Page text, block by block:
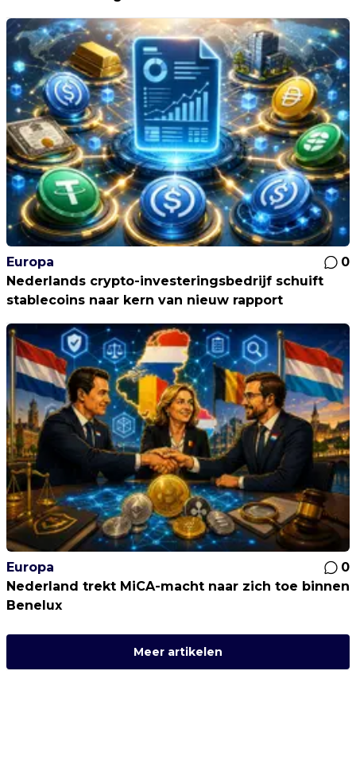
Europa
0
Nederlands crypto-investeringsbedrijf schuift
stablecoins naar kern van nieuw rapport
Europa
0
Nederland trekt MiCA-macht naar zich toe binnen
Benelux
Meer artikelen